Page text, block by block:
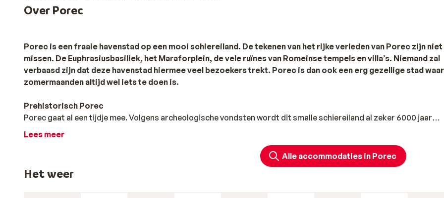
Over Porec
Porec is een fraaie havenstad op een mooi schiereiland. De tekenen van het rijke verleden van Porec zijn
missen. De Euphrasiusbasiliek, het Maraforplein, de vele ruïnes van Romeinse tempels en villa’s. Niemand zal
verbaasd zijn dat deze havenstad hiermee veel bezoekers trekt. Porec is dan ook een erg gezellige stad
zomermaanden altijd wel iets te doen is.
Prehistorisch Porec
Porec gaat al een tijdje mee. Volgens archeologische vondsten wordt dit smalle schiereiland al zeker 6000 jaar
bewoond. Sinds een jaar of 2000, sinds de komst van de Romeinen is het een geliefde vakantieplek. De Romeinse
straten hebben zelfs hun originele namen nog: Decumanus en Cardo Maximus. De laatste duizenden jaren heeft
meerdere overheersers gehad. Van de Turken, Longobarden, Franken naar de kolonisten uit Venetië. Toen de
Oostenrijkers, toen de Italianen. Tijdens de Tweede Wereldoorlog is er veel veranderd, niet alleen is de stad zwaar
Lees meer
Alle accommodaties in Porec
Het weer